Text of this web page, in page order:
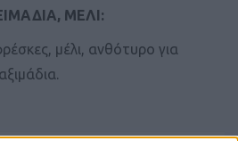
ΜΕΛΙ:
μέλι, ανθότυρο για